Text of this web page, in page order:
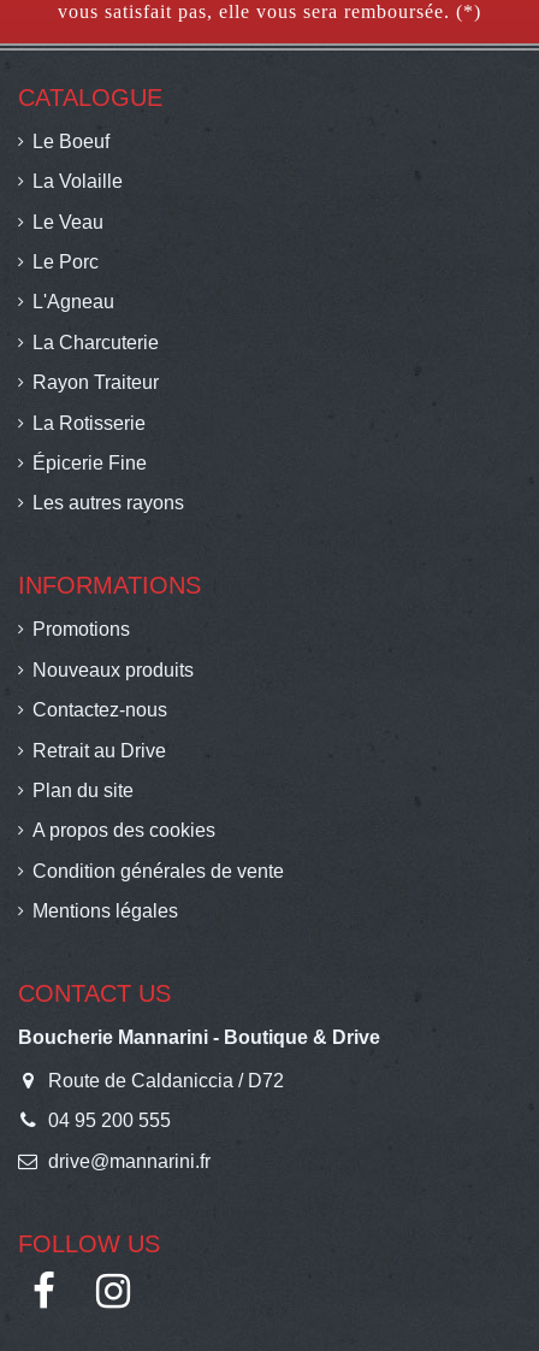
vous satisfait pas, elle vous sera remboursée. (*)
CATALOGUE
Le Boeuf
La Volaille
Le Veau
Le Porc
L'Agneau
La Charcuterie
Rayon Traiteur
La Rotisserie
Épicerie Fine
Les autres rayons
INFORMATIONS
Promotions
Nouveaux produits
Contactez-nous
Retrait au Drive
Plan du site
A propos des cookies
Condition générales de vente
Mentions légales
CONTACT US
Boucherie Mannarini - Boutique & Drive
Route de Caldaniccia / D72
04 95 200 555
drive@mannarini.fr
FOLLOW US